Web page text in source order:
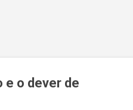
e o dever de